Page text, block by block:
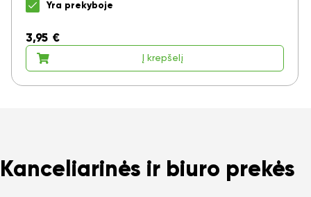
Yra prekyboje
3,95 €
Į krepšelį
Kanceliarinės ir biuro prekės